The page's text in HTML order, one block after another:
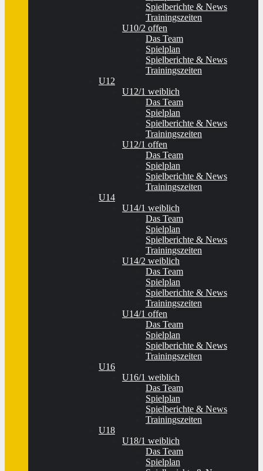
Spielberichte & News
Trainingszeiten
U10/2 offen
Das Team
Spielplan
Spielberichte & News
Trainingszeiten
U12
U12/1 weiblich
Das Team
Spielplan
Spielberichte & News
Trainingszeiten
U12/1 offen
Das Team
Spielplan
Spielberichte & News
Trainingszeiten
U14
U14/1 weiblich
Das Team
Spielplan
Spielberichte & News
Trainingszeiten
U14/2 weiblich
Das Team
Spielplan
Spielberichte & News
Trainingszeiten
U14/1 offen
Das Team
Spielplan
Spielberichte & News
Trainingszeiten
U16
U16/1 weiblich
Das Team
Spielplan
Spielberichte & News
Trainingszeiten
U18
U18/1 weiblich
Das Team
Spielplan